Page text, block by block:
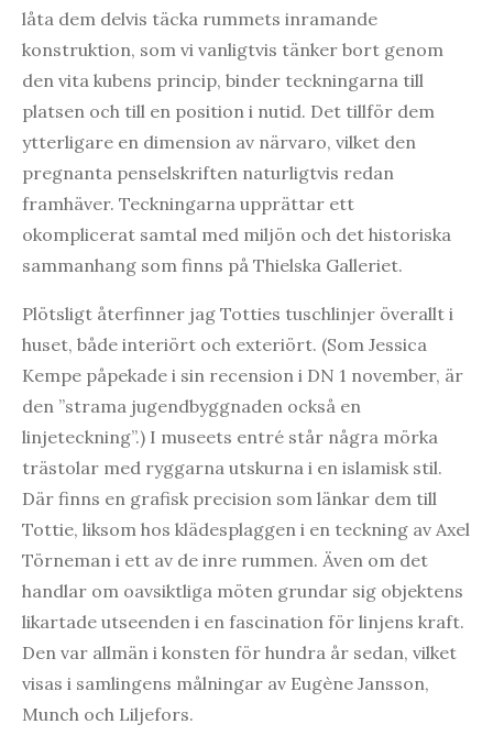
låta dem delvis täcka rummets inramande
konstruktion, som vi vanligtvis tänker bort genom
den vita kubens princip, binder teckningarna till
platsen och till en position i nutid. Det tillför dem
ytterligare en dimension av närvaro, vilket den
pregnanta penselskriften naturligtvis redan
framhäver. Teckningarna upprättar ett
okomplicerat samtal med miljön och det historiska
sammanhang som finns på Thielska Galleriet.
Plötsligt återfinner jag Totties tuschlinjer överallt i
huset, både interiört och exteriört. (Som Jessica
Kempe påpekade i sin recension i DN 1 november, är
den ”strama jugendbyggnaden också en
linjeteckning”.) I museets entré står några mörka
trästolar med ryggarna utskurna i en islamisk stil.
Där finns en grafisk precision som länkar dem till
Tottie, liksom hos klädesplaggen i en teckning av Axel
Törneman i ett av de inre rummen. Även om det
handlar om oavsiktliga möten grundar sig objektens
likartade utseenden i en fascination för linjens kraft.
Den var allmän i konsten för hundra år sedan, vilket
visas i samlingens målningar av Eugène Jansson,
Munch och Liljefors.